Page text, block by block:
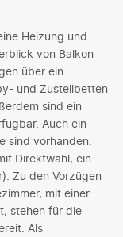
Heizung und
von Balkon
über ein
und Zustellbetten
sind ein
Auch ein
sind vorhanden.
Direktwahl, ein
Zu den Vorzügen
mit einer
stehen für die
Als